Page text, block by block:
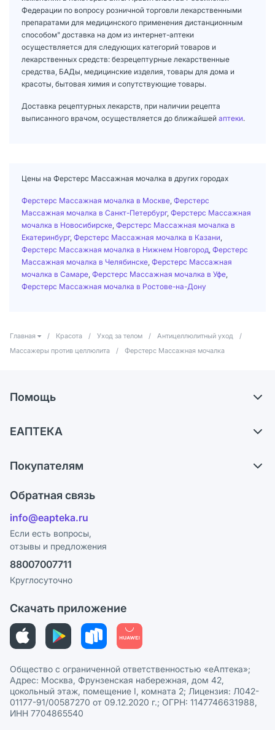
Федерации по вопросу розничной торговли лекарственными
препаратами для медицинского применения дистанционным
способом" доставка на дом из интернет-аптеки
осуществляется для следующих категорий товаров и
лекарственных средств: безрецептурные лекарственные
средства, БАДы, медицинские изделия, товары для дома и
красоты, бытовая химия и сопутствующие товары.
Доставка рецептурных лекарств, при наличии рецепта
выписанного врачом, осуществляется до ближайшей аптеки.
Цены на Ферстерс Массажная мочалка в других городах
Ферстерс Массажная мочалка в Москве Ферстерс
Массажная мочалка в Санкт-Петербург, Ферстерс Массажная
мочалка в Новосибирске Ферстерс Массажная мочалка в
Екатеринбург, Ферстерс Массажная мочалка в Казани
Ферстерс Массажная мочалка в Нижнем Новгород Ферстерс
Массажная мочалка в Челябинске Ферстерс Массажная
мочалка в Самаре Ферстерс Массажная мочалка в Уфе
Ферстерс Массажная мочалка в Ростове-на-Дону
Главная / Красота / Уход за телом / Антицеллюлитный уход
/
Массажеры против целлюлита
/ Ферстерс Массажная мочалка
Помощь
Самовывоз из аптек
Ответы на вопросы
Блог
ЕАПТЕКА
Карьера
Поставщики
Лицензия
Реклама на сайте
Ваши товары на ЕАПТЕКЕ
Покупателям
Программа СберСпасибо
Политика конфиденциальности
Пользовательское соглашение
Политика рекомендаций
Этика и соответствие
Политика в отношении обработки персональных данных
Обратная связь
info@eapteka.ru
Если есть вопросы,
отзывы и предложения
88007007711
Круглосуточно
Скачать приложение
Общество с ограниченной ответственностью «еАптека»;
Адрес: Москва, Фрунзенская набережная, дом 42,
цокольный этаж, помещение I, комната 2; Лицензия: Л042-
01177-91/00587270 от 09.12.2020 г.; ОГРН: 1147746631988,
ИНН 7704865540